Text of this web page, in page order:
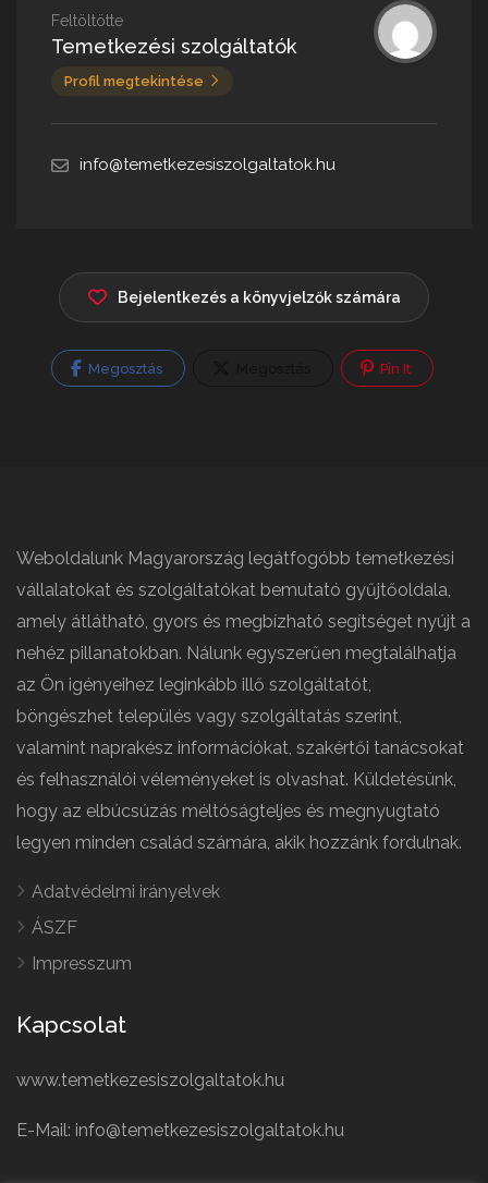
Feltöltötte
Temetkezési szolgáltatók
Profil megtekintése
info@temetkezesiszolgaltatok.hu
Bejelentkezés a könyvjelzők számára
Megosztás Pin It
Weboldalunk Magyarország legátfogóbb temetkezési
vállalatokat és szolgáltatókat bemutató gyűjtőoldala,
amely átlátható, gyors és megbízható segítséget nyújt a
nehéz pillanatokban. Nálunk egyszerűen megtalálhatja
az Ön igényeihez leginkább illő szolgáltatót,
böngészhet település vagy szolgáltatás szerint,
valamint naprakész információkat, szakértői tanácsokat
és felhasználói véleményeket is olvashat. Küldetésünk,
hogy az elbúcsúzás méltóságteljes és megnyugtató
legyen minden család számára, akik hozzánk fordulnak.
Adatvédelmi irányelvek
ÁSZF
Impresszum
Kapcsolat
www.temetkezesiszolgaltatok.hu
E-Mail: info@temetkezesiszolgaltatok.hu